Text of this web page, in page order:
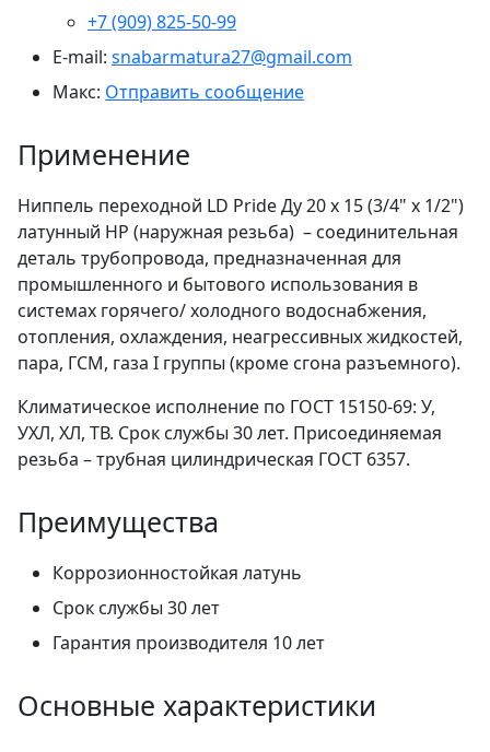
+7 (909) 825-50-99
E-mail: snabarmatura27@gmail.com
Макс: Отправить сообщение
Применение
Ниппель переходной LD Pride Ду 20 х 15 (3/4" х 1/2")
латунный НР (наружная резьба) – соединительная
деталь трубопровода, предназначенная для
промышленного и бытового использования в
системах горячего/ холодного водоснабжения,
отопления, охлаждения, неагрессивных жидкостей,
пара, ГСМ, газа I группы (кроме сгона разъемного).
Климатическое исполнение по ГОСТ 15150-69: У,
УХЛ, ХЛ, ТВ. Срок службы 30 лет. Присоединяемая
резьба – трубная цилиндрическая ГОСТ 6357.
Преимущества
Коррозионностойкая латунь
Срок службы 30 лет
Гарантия производителя 10 лет
Основные характеристики